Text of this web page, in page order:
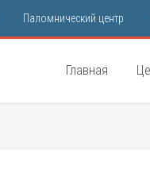
Паломнический центр
Главная